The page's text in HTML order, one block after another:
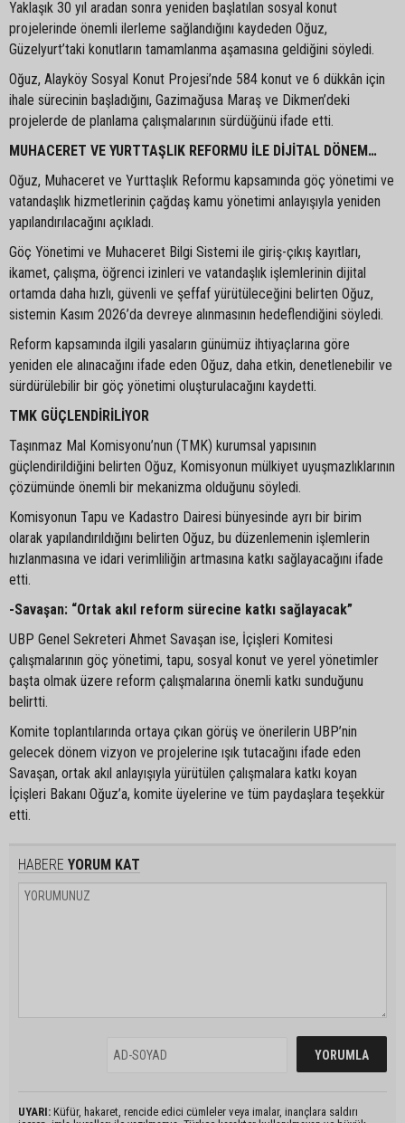
Yaklaşık 30 yıl aradan sonra yeniden başlatılan sosyal konut
projelerinde önemli ilerleme sağlandığını kaydeden Oğuz,
Güzelyurt’taki konutların tamamlanma aşamasına geldiğini söyledi.
Oğuz, Alayköy Sosyal Konut Projesi’nde 584 konut ve 6 dükkân için
ihale sürecinin başladığını, Gazimağusa Maraş ve Dikmen’deki
projelerde de planlama çalışmalarının sürdüğünü ifade etti.
MUHACERET VE YURTTAŞLIK REFORMU İLE DİJİTAL DÖNEM…
Oğuz, Muhaceret ve Yurttaşlık Reformu kapsamında göç yönetimi ve
vatandaşlık hizmetlerinin çağdaş kamu yönetimi anlayışıyla yeniden
yapılandırılacağını açıkladı.
Göç Yönetimi ve Muhaceret Bilgi Sistemi ile giriş-çıkış kayıtları,
ikamet, çalışma, öğrenci izinleri ve vatandaşlık işlemlerinin dijital
ortamda daha hızlı, güvenli ve şeffaf yürütüleceğini belirten Oğuz,
sistemin Kasım 2026’da devreye alınmasının hedeflendiğini söyledi.
Reform kapsamında ilgili yasaların günümüz ihtiyaçlarına göre
yeniden ele alınacağını ifade eden Oğuz, daha etkin, denetlenebilir ve
sürdürülebilir bir göç yönetimi oluşturulacağını kaydetti.
TMK GÜÇLENDİRİLİYOR
Taşınmaz Mal Komisyonu’nun (TMK) kurumsal yapısının
güçlendirildiğini belirten Oğuz, Komisyonun mülkiyet uyuşmazlıklarının
çözümünde önemli bir mekanizma olduğunu söyledi.
Komisyonun Tapu ve Kadastro Dairesi bünyesinde ayrı bir birim
olarak yapılandırıldığını belirten Oğuz, bu düzenlemenin işlemlerin
hızlanmasına ve idari verimliliğin artmasına katkı sağlayacağını ifade
etti.
-Savaşan: “Ortak akıl reform sürecine katkı sağlayacak”
UBP Genel Sekreteri Ahmet Savaşan ise, İçişleri Komitesi
çalışmalarının göç yönetimi, tapu, sosyal konut ve yerel yönetimler
başta olmak üzere reform çalışmalarına önemli katkı sunduğunu
belirtti.
Komite toplantılarında ortaya çıkan görüş ve önerilerin UBP’nin
gelecek dönem vizyon ve projelerine ışık tutacağını ifade eden
Savaşan, ortak akıl anlayışıyla yürütülen çalışmalara katkı koyan
İçişleri Bakanı Oğuz’a, komite üyelerine ve tüm paydaşlara teşekkür
etti.
HABERE YORUM KAT
UYARI: Küfür, hakaret, rencide edici cümleler veya imalar, inançlara saldırı